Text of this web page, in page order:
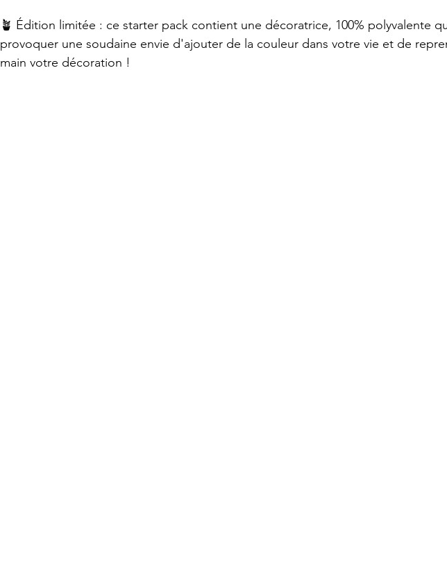
🪴 Édition limitée : ce starter pack contient une décoratrice, 100% polyvalente
provoquer une soudaine envie d'ajouter de la couleur dans votre vie et de
main votre décoration !